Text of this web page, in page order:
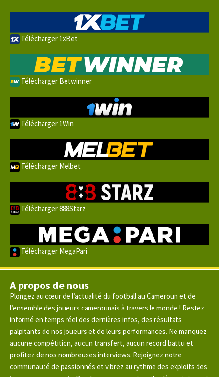
Télécharger 1xBet
Télécharger Betwinner
Télécharger 1Win
Télécharger Melbet
Télécharger 888Starz
Télécharger MegaPari
A propos de nous
Plongez au cœur de l’actualité du football au Cameroun et de
l’ensemble des joueurs camerounais à travers le monde ! Restez
informé en temps réel des dernières infos, des résultats
palpitants de nos joueurs et de leurs performances. Ne manquez
aucune compétition, aucun transfert, aucun record battu et
profitez de nos nombreuses interviews. Rejoignez notre
communauté de passionnés et vibrez au rythme des exploits des